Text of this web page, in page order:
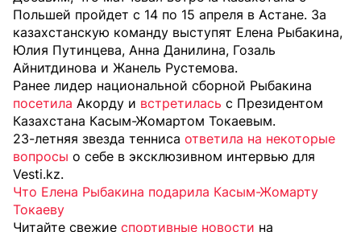
Польшей пройдет с 14 по 15 апреля в Астане. За
казахстанскую команду выступят Елена Рыбакина,
Юлия Путинцева, Анна Данилина, Гозаль
Айнитдинова и Жанель Рустемова.
Ранее лидер национальной сборной Рыбакина
посетила Акорду и встретилась с Президентом
Казахстана Касым-Жомартом Токаевым.
23-летняя звезда тенниса ответила на некоторые
вопросы о себе в эксклюзивном интервью для
Vesti.kz.
Что Елена Рыбакина подарила Касым-Жомарту
Токаеву
Читайте свежие спортивные новости на